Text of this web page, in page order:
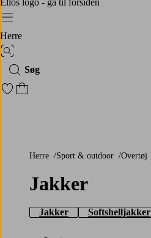
Ellos logo - gå til forsiden
Menu
Herre
Billedsøgning
Søg
Gå til favoritmarkerede produkter
Gå til indkøbskurven
Herre Sport & outdoor Overtøj
Jakker
Jakker Softshelljakker